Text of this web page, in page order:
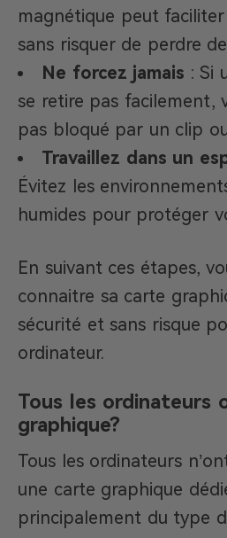
magnétique peut
sans risquer de perdre
Ne forcez jamais : Si
se retire pas facilement,
pas bloqué par un clip
Travaillez dans un
Évitez les
humides pour protéger
En suivant ces étapes,
connaitre sa carte
sécurité et sans risque
ordinateur.
Tous les ordinateurs
graphique?
Tous les ordinateurs
une carte graphique
principalement du type